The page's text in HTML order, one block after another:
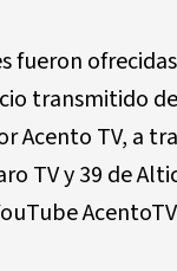
fueron
transmitido
Acento TV, a
TV y 39 de